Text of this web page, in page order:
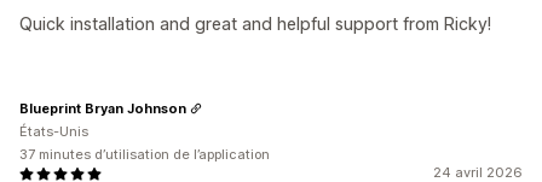
Quick installation and great and helpful support from Ricky!
24 avril 2026
Blueprint Bryan Johnson
États-Unis
37 minutes d’utilisation de l’application